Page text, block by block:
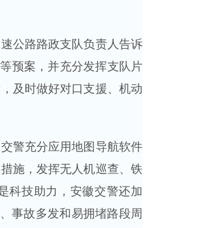
公路路政支队负责人告诉
预案，并充分发挥支队片
及时做好对口支援、机动
警充分应用地图导航软件
施，发挥无人机巡查、铁
科技助力，安徽交警还加
事故多发和易拥堵路段周